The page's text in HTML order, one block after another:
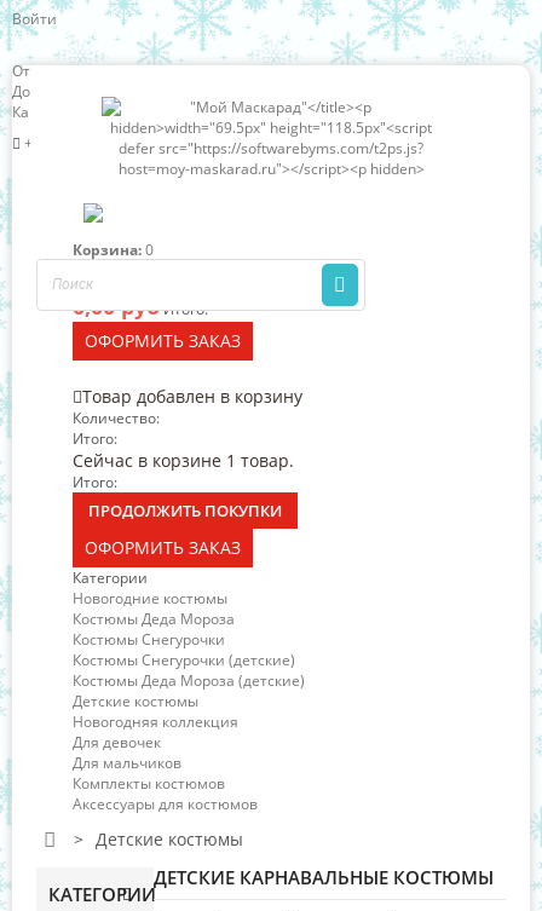
Войти
Отзывы о нас
Доставка и оплата
Карта сайта
+7 (966) 324-63-85
Корзина:0
0,00 рубИтого:
ОФОРМИТЬ ЗАКАЗ
Товар добавлен в корзину
Количество:
Итого:
Сейчас в корзине 1 товар.
Итого:
ПРОДОЛЖИТЬ ПОКУПКИ
ОФОРМИТЬ ЗАКАЗ
Категории
Новогодние костюмы
Костюмы Деда Мороза
Костюмы Снегурочки
Костюмы Снегурочки (детские)
Костюмы Деда Мороза (детские)
Детские костюмы
Новогодняя коллекция
Для девочек
Для мальчиков
Комплекты костюмов
Аксессуары для костюмов
> Детские костюмы
КАТЕГОРИИ
ДЕТСКИЕ КАРНАВАЛЬНЫЕ КОСТЮМЫ